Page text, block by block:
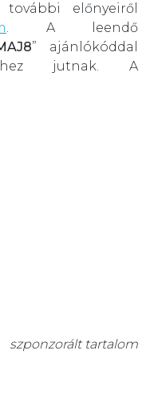
előnyeiről
. A leendő
” ajánlókóddal
jutnak. A
szponzorált tartalom